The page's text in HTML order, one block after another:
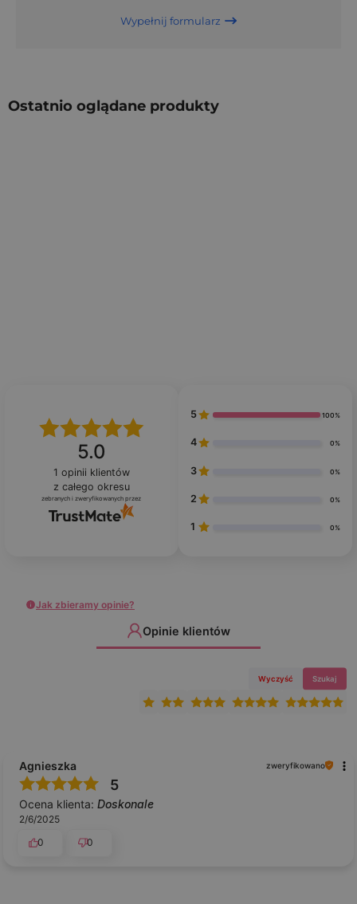
Wypełnij formularz
Ostatnio oglądane produkty
5.0
1 opinii klientów
z całego okresu
zebranych i zweryfikowanych przez
5 100%
4 0%
3 0%
2 0%
1 0%
Jak zbieramy opinie?
Opinie klientów
Wyczyść Szukaj
Agnieszka zweryfikowano
5
Ocena klienta: Doskonale
2/6/2025
0
0